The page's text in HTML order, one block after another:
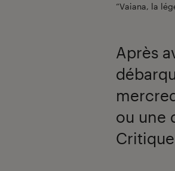
“Vaiana, la
Après
ou une